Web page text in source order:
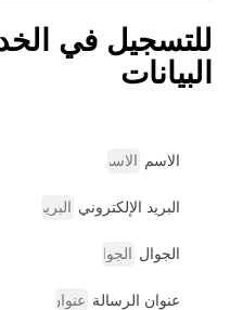
للتسجيل في
البيانات
الاسم
البريد الإلكتروني
الجوال
عنوان الرسالة